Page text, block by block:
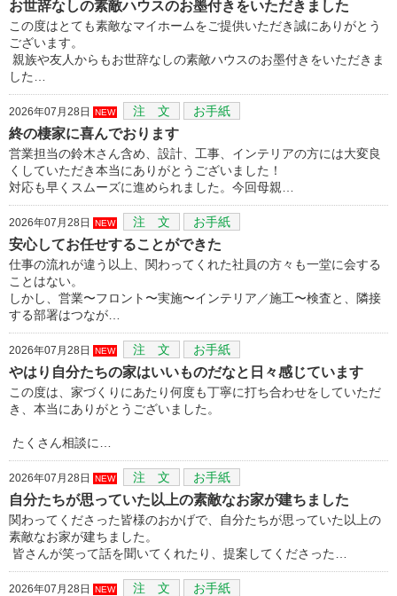
お世辞なしの素敵ハウスのお墨付きをいただきました
この度はとても素敵なマイホームをご提供いただき誠にありがとう
ございます。
親族や友人からもお世辞なしの素敵ハウスのお墨付きをいただきま
した…
2026年07月28日 NEW 注 文 お手紙
終の棲家に喜んでおります
営業担当の鈴木さん含め、設計、工事、インテリアの方には大変良
くしていただき本当にありがとうございました！
対応も早くスムーズに進められました。今回母親…
2026年07月28日 NEW 注 文 お手紙
安心してお任せすることができた
仕事の流れが違う以上、関わってくれた社員の方々も一堂に会する
ことはない。
しかし、営業〜フロント〜実施〜インテリア／施工〜検査と、隣接
する部署はつなが…
2026年07月28日 NEW 注 文 お手紙
やはり自分たちの家はいいものだなと日々感じています
この度は、家づくりにあたり何度も丁寧に打ち合わせをしていただ
き、本当にありがとうございました。
たくさん相談に…
2026年07月28日 NEW 注 文 お手紙
自分たちが思っていた以上の素敵なお家が建ちました
関わってくださった皆様のおかげで、自分たちが思っていた以上の
素敵なお家が建ちました。
皆さんが笑って話を聞いてくれたり、提案してくださった…
2026年07月28日 NEW 注 文 お手紙